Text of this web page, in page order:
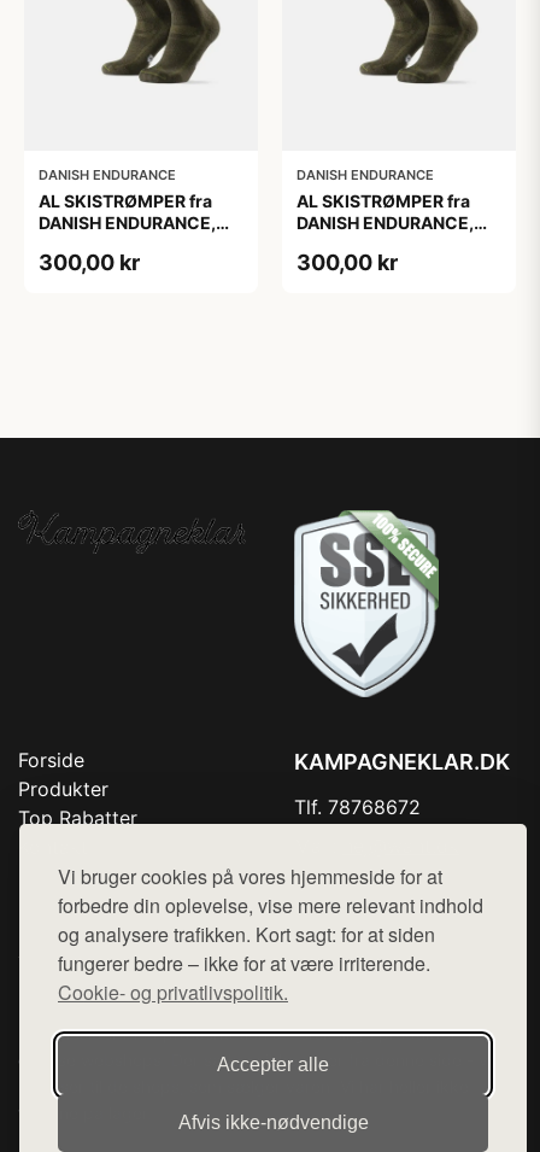
Vi bruger cookies på vores hjemmeside for at
forbedre din oplevelse, vise mere relevant indhold
og analysere trafikken. Kort sagt: for at siden
fungerer bedre – ikke for at være irriterende.
Cookie- og privatlivspolitik.
Accepter alle
Afvis ikke‑nødvendige
DANISH ENDURANCE
AL SKISTRØMPER fra
DANISH ENDURANCE,
300,00 kr
DANISH ENDURANCE
AL SKISTRØMPER fra
DANISH ENDURANCE,
300,00 kr
Forside
Produkter
Top Rabatter
KAMPAGNEKLAR.DK
Tlf. 78768672
Cookie- og privatlivspolitik
Denne side er en del af want.dk, der udgiver en række
hjemmesider med præsentation af forskellige produkter fra
diverse webshops. Der sælges ikke varer fra denne side - vi
henviser til de shops, som sælger varen. Vi har heller ikke
varerne på lager.